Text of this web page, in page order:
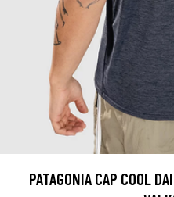
PATAGONIA CAP COOL